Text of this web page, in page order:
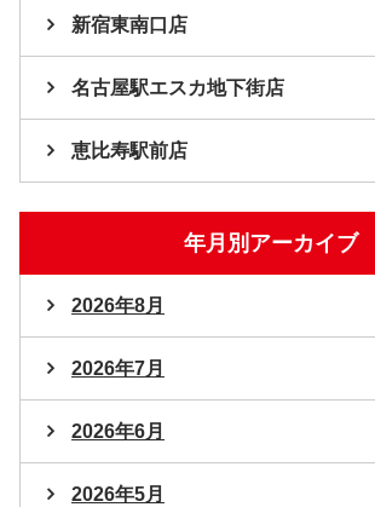
新宿東南口店
名古屋駅エスカ地下街店
恵比寿駅前店
年月別アーカイブ
2026年8月
2026年7月
2026年6月
2026年5月